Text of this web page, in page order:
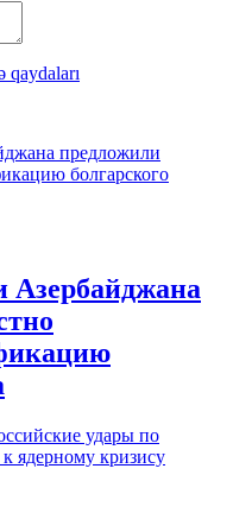
qaydaları
Азербайджана